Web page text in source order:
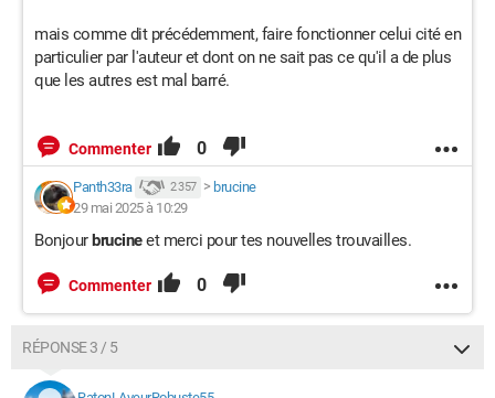
mais comme dit précédemment, faire fonctionner celui cité en
particulier par l'auteur et dont on ne sait pas ce qu'il a de plus
que les autres est mal barré.
Commenter 0
Panth33ra 2 357 > brucine
29 mai 2025 à 10:29
Bonjourbrucineet merci pour tes nouvelles trouvailles.
Commenter 0
RÉPONSE 3 / 5